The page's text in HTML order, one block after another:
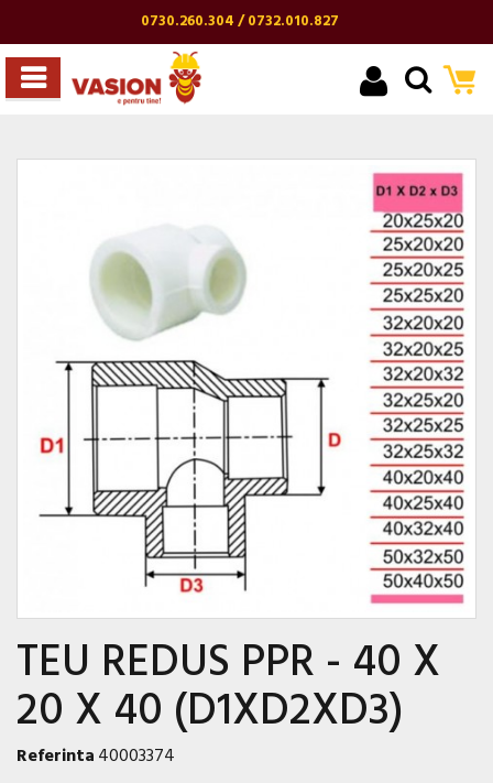
0730.260.304 / 0732.010.827
TEU REDUS PPR - 40 X
20 X 40 (D1XD2XD3)
Referinta40003374